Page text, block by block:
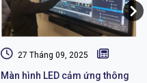
27 Tháng 09, 2025
Màn hình LED cảm ứng thông